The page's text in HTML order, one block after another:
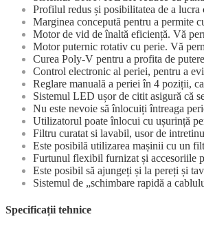
Profilul redus și posibilitatea de a
Marginea concepută pentru a permite
Motor de vid de înaltă eficiență. Vă
Motor puternic rotativ cu perie. Vă
Curea Poly-V pentru a profita de
Control electronic al periei, pentru a
Reglare manuală a periei în 4 poziții,
Sistemul LED ușor de citit asigură că
Nu este nevoie să înlocuiți întreaga
Utilizatorul poate înlocui cu ușurință
Filtru curatat si lavabil, usor de
Este posibilă utilizarea mașinii cu un
Furtunul flexibil furnizat și accesoriile
Este posibil să ajungeți și la pereți și
Sistemul de „schimbare rapidă a
Specificații tehnice